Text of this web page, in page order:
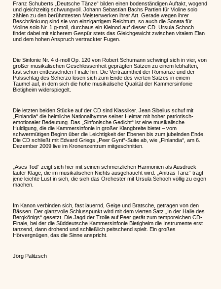
Franz Schuberts „Deutsche Tänze“ bilden einen bodenständigen Auftakt, wogend
und gleichzeitig schwungvoll. Johann Sebastian Bachs Partien für Violine solo
zählen zu den berühmtesten Meisterwerken ihrer Art. Gerade wegen ihrer
Beschränkung sind sie von einzigartigem Reichtum, so auch die Sonata für
Violine solo Nr. 1 g-moll, durchaus ein Kleinod auf dieser CD. Ursula Schoch
findet dabei mit sicherem Gespür stets das Gleichgewicht zwischen vitalem Elan
und dem hohen Anspruch vertrackter Fugen.
Die Sinfonie Nr. 4 d-moll Op. 120 von Robert Schumann schwingt sich in vier, von
großer musikalischen Geschlossenheit geprägten Sätzen zu einem lebhaften,
fast schon entfesselnden Finale hin. Die Verträumtheit der Romanze und der
Pulsschlag des Scherzo lösen sich zum Ende des vierten Satzes in einem
Taumel auf, in dem sich die hohe musikalische Qualität der Kammersinfonie
Bietigheim widerspiegelt.
Die letzten beiden Stücke auf der CD sind Klassiker. Jean Sibelius schuf mit
„Finlandia“ die heimliche Nationalhymne seiner Heimat mit hoher patriotisch-
emotionaler Bedeutung. Das „Sinfonische Gedicht“ ist eine musikalische
Huldigung, die die Kammersinfonie in großer Klangbreite bietet – vom
schwermütigen Beginn über die Leichtigkeit der Ebenen bis zum jubelnden Ende.
Die CD schließt mit Edvard Griegs „Peer Gynt“-Suite ab, wie „Finlandia“, am 6.
Dezember 2009 live im Kronenzentrum mitgeschnitten.
„Ases Tod“ zeigt sich hier mit seinen schmerzlichen Harmonien als Ausdruck
lauter Klage, die im musikalischen Nichts ausgehaucht wird. „Anitras Tanz“ trägt
jene leichte Lust in sich, die sich das Orchester mit Ursula Schoch völlig zu eigen
machen.
Im Kanon verbinden sich, fast lauernd, Geige und Bratsche, getragen von den
Bässen. Der glanzvolle Schlusspunkt wird mit dem vierten Satz „In der Halle des
Bergkönigs“ gesetzt. Die Jagd der Trolle auf Peer gerät zum temporeichen CD-
Finale, bei der die Süddeutsche Kammersinfonie Bietigheim die Instrumente erst
tanzend, dann drohend und schließlich peitschend spielt. Ein großes
Hörvergnügen, das die Sinne anspricht.
Jörg Palitzsch